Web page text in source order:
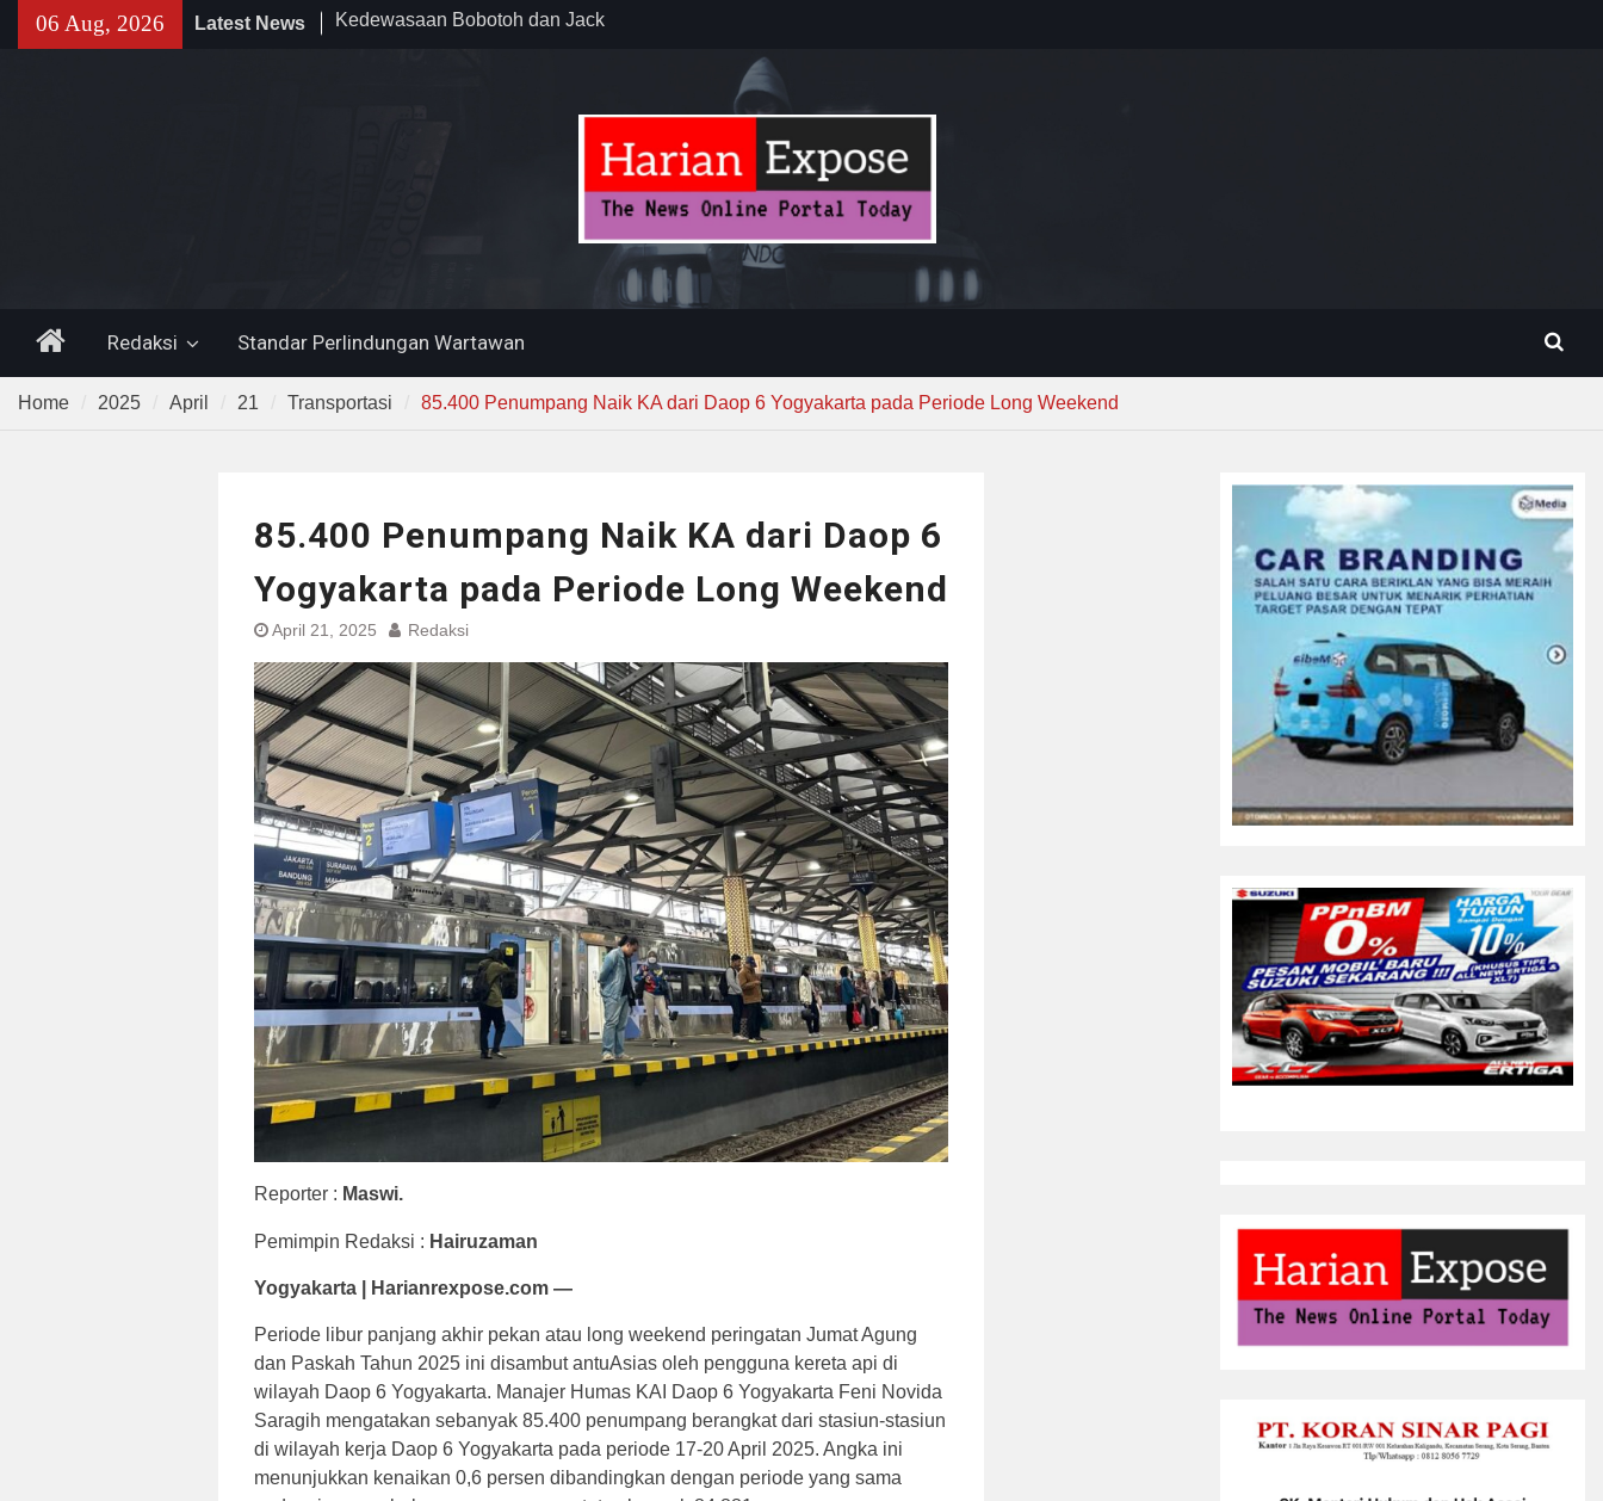
06 Aug, 2026 Latest News
Proyek Jalan Batubantar – Banjar
300 Suporter Nobar Persib vs Persija
HomeRedaksi Standar Perlindungan Wartawan
Home 2025 April 21 Transportasi 85.400 Penumpang Naik KA dari Daop 6 Yogyakarta pada Periode Long Weekend
85.400 Penumpang Naik KA dari Daop 6
Yogyakarta pada Periode Long Weekend
April 21, 2025 Redaksi
Reporter : Maswi.
Pemimpin Redaksi : Hairuzaman
Yogyakarta | Harianrexpose.com —
Periode libur panjang akhir pekan atau long weekend peringatan Jumat Agung
dan Paskah Tahun 2025 ini disambut antuAsias oleh pengguna kereta api di
wilayah Daop 6 Yogyakarta. Manajer Humas KAI Daop 6 Yogyakarta Feni Novida
Saragih mengatakan sebanyak 85.400 penumpang berangkat dari stasiun-stasiun
di wilayah kerja Daop 6 Yogyakarta pada periode 17-20 April 2025. Angka ini
menunjukkan kenaikan 0,6 persen dibandingkan dengan periode yang sama